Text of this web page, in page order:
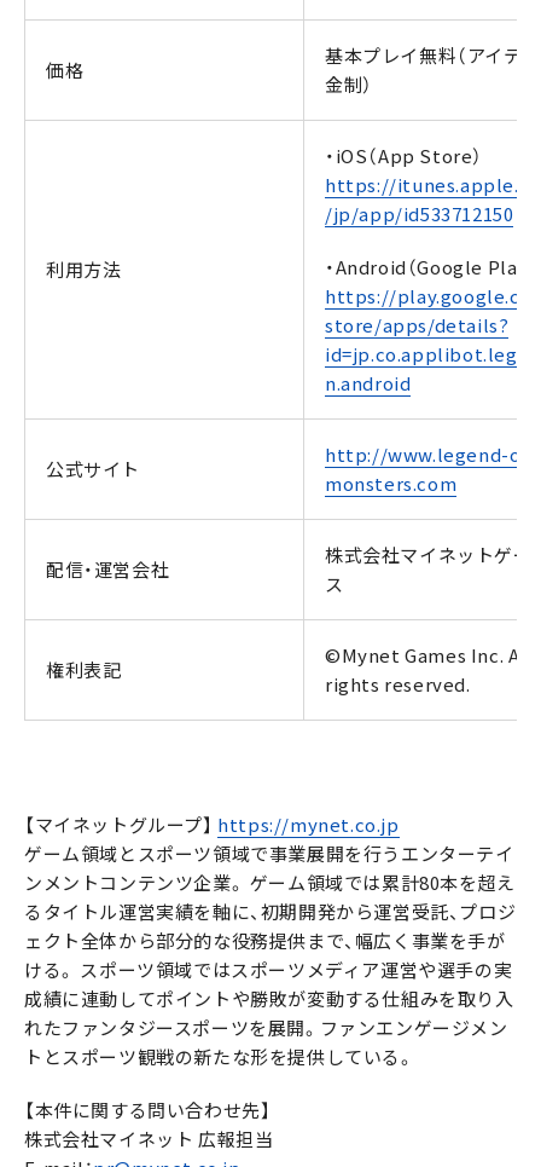
価格
基本プレイ無料（アイテ
金制）
利用方法
・iOS（App Store）
https://
/jp/app/id533712150
・Android（Google Play）
https://
store/apps/details?
n.android
公式サイト
http://www.legend-of-
monsters.com
配信・運営会社
株式会社マイネットゲー
ス
権利表記
©Mynet Games Inc. All
rights reserved.
【マイネットグループ】 https://mynet.co.jp
ゲーム領域とスポーツ領域で事業展開を行うエンターテイ
ンメントコンテンツ企業。 ゲーム領域では累計80本を超え
るタイトル運営実績を軸に、初期開発から運営受託、プロジ
ェクト全体から部分的な役務提供まで、幅広く事業を手が
ける。 スポーツ領域ではスポーツメディア運営や選手の実
成績に連動してポイントや勝敗が変動する仕組みを取り入
れたファンタジースポーツを展開。ファンエンゲージメン
トとスポーツ観戦の新たな形を提供している。
【本件に関する問い合わせ先】
株式会社マイネット 広報担当